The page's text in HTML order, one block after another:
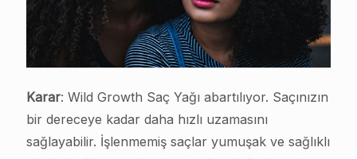
Karar: Wild Growth Saç Yağı abartılıyor. Saçınızın
bir dereceye kadar daha hızlı uzamasını
sağlayabilir. İşlenmemiş saçlar yumuşak ve sağlıklı